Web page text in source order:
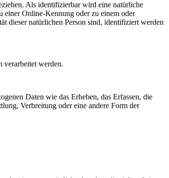
Als identifizierbar wird eine natürliche
einer Online-Kennung oder zu einem oder
dieser natürlichen Person sind, identifiziert werden
verarbeitet werden.
Daten wie das Erheben, das Erfassen, die
Verbreitung oder eine andere Form der